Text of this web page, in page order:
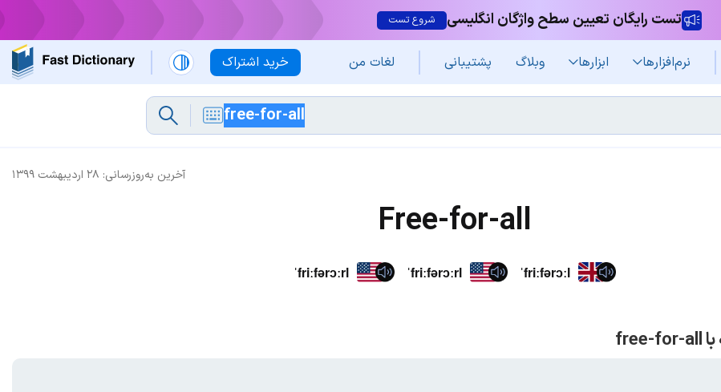
تست رایگان تعیین سطح واژگان انگلیسی شروع تست
خرید اشتراک نرم‌افزار‌ها ابزارها وبلاگ پشتیبانی لغات من
آخرین به‌روزرسانی: ۲۸ اردیبهشت ۱۳۹۹
Free-for-all
ˈfriːfərɔːrl ˈfriːfərɔːrl ˈfriːfərɔːl